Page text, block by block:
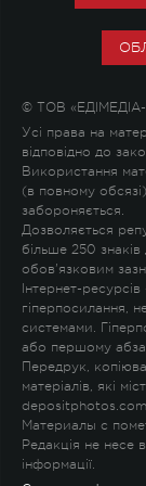
© ТОВ
Усі права на
відповідно до
Використання
(в повному
забороняється.
Дозволяється
більше 250
обов'язковим
Інтернет-
гіперпосилання,
системами.
або першому
Передрук,
матеріалів, які
Материалы с
Редакція не несе
інформації.